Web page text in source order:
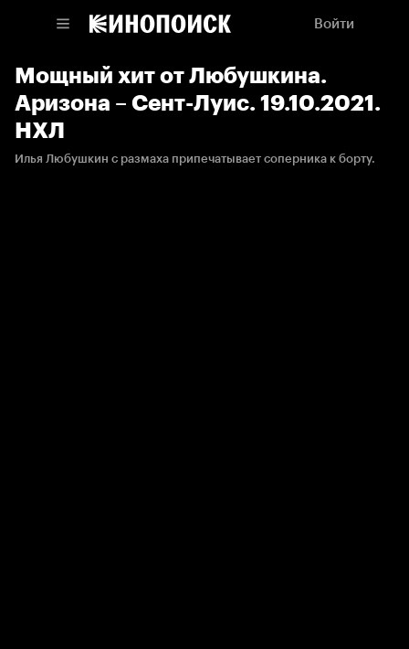
Войти
Мощный хит от Любушкина.
Аризона – Сент-Луис. 19.10.2021.
НХЛ
Илья Любушкин с размаха припечатывает соперника к борту.